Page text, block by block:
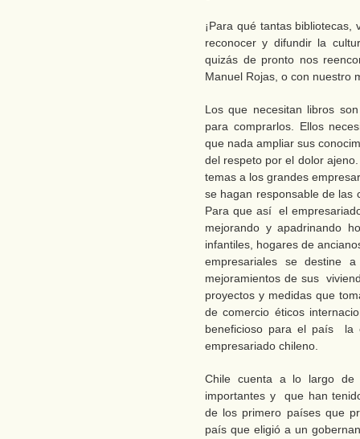
¡Para qué tantas
reconocer y difundir la
quizás de pronto nos
Manuel Rojas, o con nuestro
Los que necesitan libros
para comprarlos. Ellos
que nada ampliar sus
del respeto por el dolor
temas a los grandes
se hagan responsable de las
Para que así el
mejorando y apadrinando
infantiles, hogares de
empresariales se destine
mejoramientos de sus
proyectos y medidas que
de comercio éticos
beneficioso para el país la
empresariado chileno.
Chile cuenta a lo largo de
importantes y que han
de los primero países que
país que eligió a un